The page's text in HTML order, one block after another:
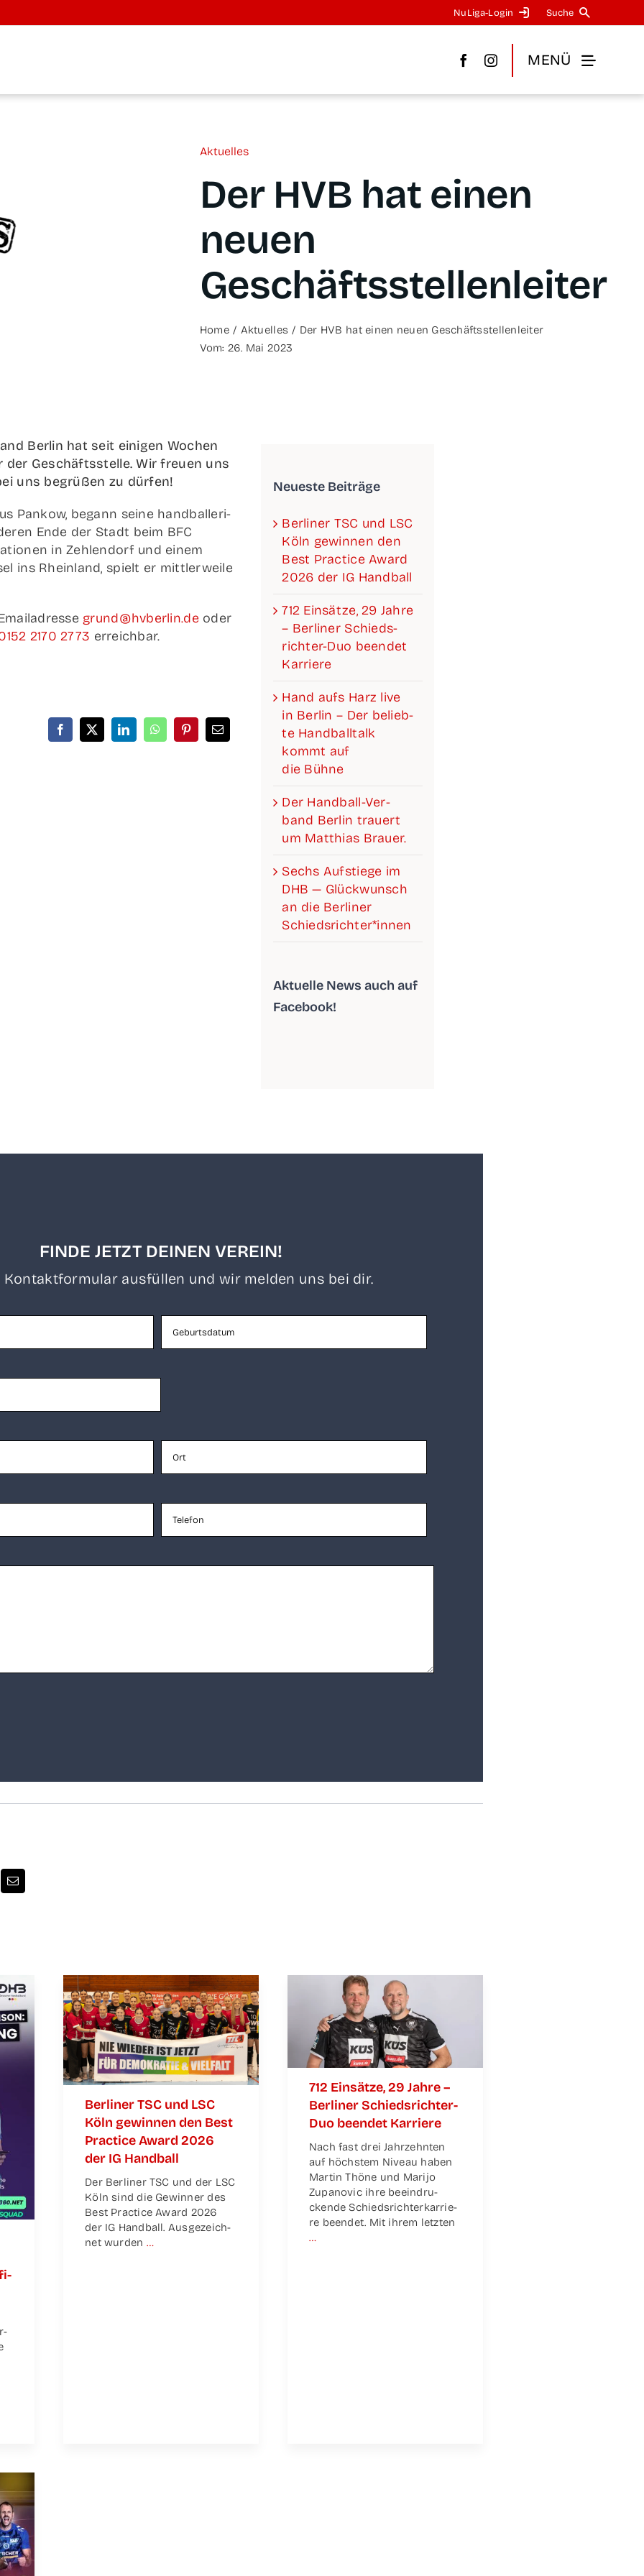
NuLi­­ga-Log­in Suche
MENÜ
Aktu­el­les
Der HVB hat einen
neu­en
Geschäftsstellenleiter
Home Aktu­el­les
Der HVB hat einen neu­en Geschäftsstellenleiter
Vom: 26. Mai 2023
Ber­lin hat seit eini­gen Wochen
der Geschäfts­stel­le. Wir freu­en uns
uns begrü­ßen zu dürfen!
Pan­kow, begann sei­ne hand­bal­le­ri­
Ende der Stadt beim BFC
in Zehlen­dorf und einem
ins Rhein­land, spielt er mitt­ler­wei­le
grund@hvberlin.de oder
2170 2773 erreichbar.
Neu­es­te Beiträge
Ber­li­ner TSC und LSC
Köln gewin­nen den
Best Prac­ti­ce Award
2026 der IG Handball
712 Ein­sät­ze, 29 Jah­re
– Ber­li­ner Schieds­­­
rich­­­ter-Duo been­det
Karriere
Hand aufs Harz live
in Ber­lin – Der belieb­
te Hand­ball­talk
kommt auf
die Bühne
Der Han­­d­­­ball-Ver­­­­­
band Ber­lin trau­ert
um Mat­thi­as Brauer.
Sechs Auf­stie­ge im
DHB — Glück­wunsch
an die Ber­li­ner
Schiedsrichter*innen
Aktu­el­le News auch auf
Facebook!
FINDE JETZT DEINEN VEREIN!
Kon­takt­for­mu­lar aus­fül­len und wir mel­den uns bei dir.
Ber­li­ner TSC und LSC
Köln gewin­nen den Best
Prac­ti­ce Award 2026
der IG Handball
Der Ber­li­ner TSC und der LSC
Köln sind die Gewin­ner des
Best Prac­ti­ce Award 2026
der IG Hand­ball. Aus­ge­zeich­
net wur­den …
712 Ein­sät­ze, 29 Jah­re –
Ber­li­ner Schieds­­­rich­­­ter-
Duo been­det Karriere
Nach fast drei Jahr­zehn­ten
auf höchs­tem Niveau haben
Mar­tin Thö­ne und Mari­jo
Zupa­no­vic ihre beein­dru­
cken­de Schieds­rich­ter­kar­rie­
re been­det. Mit ihrem letz­ten
…